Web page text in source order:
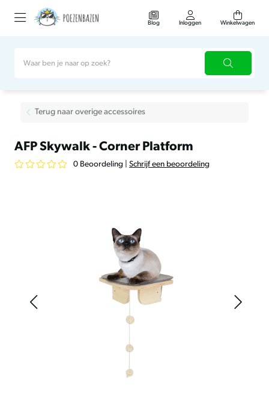
Blog Inloggen Winkelwagen
Terug naar overige accessoires
AFP Skywalk - Corner Platform
0 Beoordeling Schrijf een beoordeling